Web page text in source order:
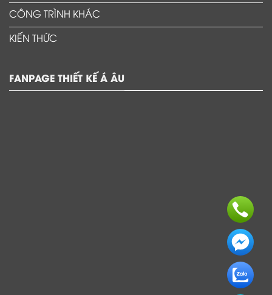
CÔNG TRÌNH KHÁC
KIẾN THỨC
FANPAGE THIẾT KẾ Á ÂU